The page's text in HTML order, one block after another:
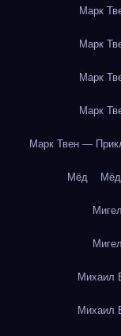
Марк
Марк
Марк
Марк
Марк Твен —
Мёд Мёд
Михаил
Михаил